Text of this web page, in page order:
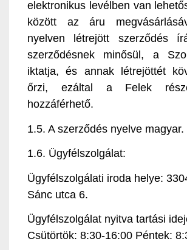
elektronikus levélben van
között az áru
nyelven létrejött szerződés
szerződésnek minősül, a
iktatja, és annak létrejöttét
őrzi, ezáltal a Felek
hozzáférhető.
1.5. A szerződés nyelve magyar.
1.6. Ügyfélszolgálat:
Ügyfélszolgálati iroda helye:
Sánc utca 6.
Ügyfélszolgálat nyitva tartási
Csütörtök: 8:30-16:00 Péntek: